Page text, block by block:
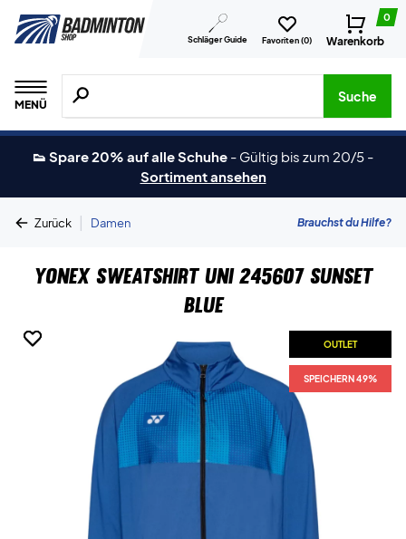
Schläger Guide Favoriten (0)
0
Warenkorb
MENÜ
Suche nach Produkten, Marken usw.
Suche
👟 Spare 20% auf alle Schuhe - Gültig bis zum 20/5 -
Sortiment ansehen
Zurück | Damen Brauchst du Hilfe?
Yonex Sweatshirt Uni 245607 Sunset
Blue
OUTLET
SPEICHERN 49%
OUTLET
SPEICHERN 49%